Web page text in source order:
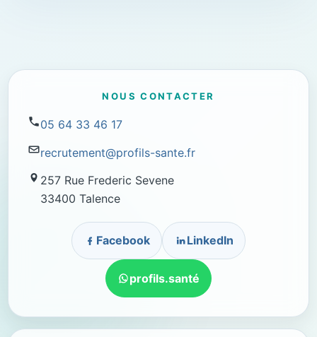
NOUS CONTACTER
05 64 33 46 17
recrutement@profils-sante.fr
257 Rue Frederic Sevene
33400 Talence
Facebook LinkedIn
profils.santé